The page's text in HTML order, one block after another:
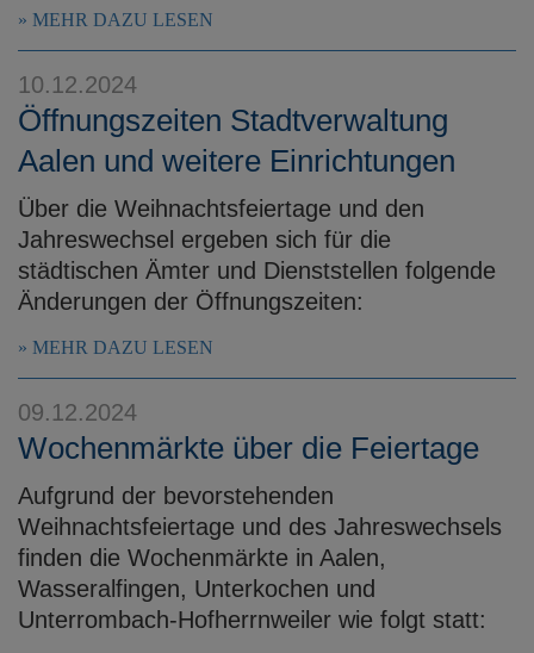
MEHR DAZU LESEN
10.12.2024
Öffnungszeiten Stadtverwaltung
Aalen und weitere Einrichtungen
Über die Weihnachtsfeiertage und den
Jahreswechsel ergeben sich für die
städtischen Ämter und Dienststellen folgende
Änderungen der Öffnungszeiten:
MEHR DAZU LESEN
09.12.2024
Wochenmärkte über die Feiertage
Aufgrund der bevorstehenden
Weihnachtsfeiertage und des Jahreswechsels
finden die Wochenmärkte in Aalen,
Wasseralfingen, Unterkochen und
Unterrombach-Hofherrnweiler wie folgt statt: